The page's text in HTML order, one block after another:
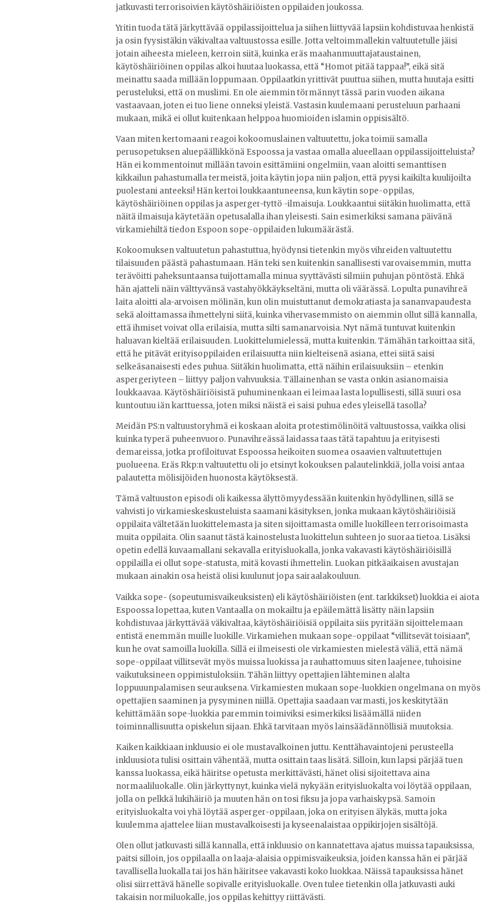
jatkuvasti terrorisoivien käytöshäiriöisten oppilaiden joukossa.
Yritin tuoda tätä järkyttävää oppilassijoittelua ja siihen liittyvää lapsiin kohdistuvaa henkistä
ja osin fyysistäkin väkivaltaa valtuustossa esille. Jotta veltoimmallekin valtuutetulle jäisi
jotain aiheesta mieleen, kerroin siitä, kuinka eräs maahanmuuttajataustainen,
käytöshäiriöinen oppilas alkoi huutaa luokassa, että “Homot pitää tappaa!”, eikä sitä
meinattu saada millään loppumaan. Oppilaatkin yrittivät puuttua siihen, mutta huutaja esitti
perusteluksi, että on muslimi. En ole aiemmin törmännyt tässä parin vuoden aikana
vastaavaan, joten ei tuo liene onneksi yleistä. Vastasin kuulemaani perusteluun parhaani
mukaan, mikä ei ollut kuitenkaan helppoa huomioiden islamin oppisisältö.
Vaan miten kertomaani reagoi kokoomuslainen valtuutettu, joka toimii samalla
perusopetuksen aluepäällikkönä Espoossa ja vastaa omalla alueellaan oppilassijoitteluista?
Hän ei kommentoinut millään tavoin esittämiini ongelmiin, vaan aloitti semanttisen
kikkailun pahastumalla termeistä, joita käytin jopa niin paljon, että pyysi kaikilta kuulijoilta
puolestani anteeksi! Hän kertoi loukkaantuneensa, kun käytin sope-oppilas,
käytöshäiriöinen oppilas ja asperger-tyttö -ilmaisuja. Loukkaantui siitäkin huolimatta, että
näitä ilmaisuja käytetään opetusalalla ihan yleisesti. Sain esimerkiksi samana päivänä
virkamiehiltä tiedon Espoon sope-oppilaiden lukumäärästä.
Kokoomuksen valtuutetun pahastuttua, hyödynsi tietenkin myös vihreiden valtuutettu
tilaisuuden päästä pahastumaan. Hän teki sen kuitenkin sanallisesti varovaisemmin, mutta
terävöitti paheksuntaansa tuijottamalla minua syyttävästi silmiin puhujan pöntöstä. Ehkä
hän ajatteli näin välttyvänsä vastahyökkäykseltäni, mutta oli väärässä. Lopulta punavihreä
laita aloitti ala-arvoisen mölinän, kun olin muistuttanut demokratiasta ja sananvapaudesta
sekä aloittamassa ihmettelyni siitä, kuinka vihervasemmisto on aiemmin ollut sillä kannalla,
että ihmiset voivat olla erilaisia, mutta silti samanarvoisia. Nyt nämä tuntuvat kuitenkin
haluavan kieltää erilaisuuden. Luokittelumielessä, mutta kuitenkin. Tämähän tarkoittaa sitä,
että he pitävät erityisoppilaiden erilaisuutta niin kielteisenä asiana, ettei siitä saisi
selkeäsanaisesti edes puhua. Siitäkin huolimatta, että näihin erilaisuuksiin – etenkin
aspergeriyteen – liittyy paljon vahvuuksia. Tällainenhan se vasta onkin asianomaisia
loukkaavaa. Käytöshäiriöisistä puhuminenkaan ei leimaa lasta lopullisesti, sillä suuri osa
kuntoutuu iän karttuessa, joten miksi näistä ei saisi puhua edes yleisellä tasolla?
Meidän PS:n valtuustoryhmä ei koskaan aloita protestimölinöitä valtuustossa, vaikka olisi
kuinka typerä puheenvuoro. Punavihreässä laidassa taas tätä tapahtuu ja erityisesti
demareissa, jotka profiloituvat Espoossa heikoiten suomea osaavien valtuutettujen
puolueena. Eräs Rkp:n valtuutettu oli jo etsinyt kokouksen palautelinkkiä, jolla voisi antaa
palautetta mölisijöiden huonosta käytöksestä.
Tämä valtuuston episodi oli kaikessa älyttömyydessään kuitenkin hyödyllinen, sillä se
vahvisti jo virkamieskeskusteluista saamani käsityksen, jonka mukaan käytöshäiriöisiä
oppilaita vältetään luokittelemasta ja siten sijoittamasta omille luokilleen terrorisoimasta
muita oppilaita. Olin saanut tästä kainostelusta luokittelun suhteen jo suoraa tietoa. Lisäksi
opetin edellä kuvaamallani sekavalla erityisluokalla, jonka vakavasti käytöshäiriöisillä
oppilailla ei ollut sope-statusta, mitä kovasti ihmettelin. Luokan pitkäaikaisen avustajan
mukaan ainakin osa heistä olisi kuulunut jopa sairaalakouluun.
Vaikka sope- (sopeutumisvaikeuksisten) eli käytöshäiriöisten (ent. tarkkikset) luokkia ei aiota
Espoossa lopettaa, kuten Vantaalla on mokailtu ja epäilemättä lisätty näin lapsiin
kohdistuvaa järkyttävää väkivaltaa, käytöshäiriöisiä oppilaita siis pyritään sijoittelemaan
entistä enemmän muille luokille. Virkamiehen mukaan sope-oppilaat “villitsevät toisiaan”,
kun he ovat samoilla luokilla. Sillä ei ilmeisesti ole virkamiesten mielestä väliä, että nämä
sope-oppilaat villitsevät myös muissa luokissa ja rauhattomuus siten laajenee, tuhoisine
vaikutuksineen oppimistuloksiin. Tähän liittyy opettajien lähteminen alalta
loppuuunpalamisen seurauksena. Virkamiesten mukaan sope-luokkien ongelmana on myös
opettajien saaminen ja pysyminen niillä. Opettajia saadaan varmasti, jos keskitytään
kehittämään sope-luokkia paremmin toimiviksi esimerkiksi lisäämällä niiden
toiminnallisuutta opiskelun sijaan. Ehkä tarvitaan myös lainsäädännöllisiä muutoksia.
Kaiken kaikkiaan inkluusio ei ole mustavalkoinen juttu. Kenttähavaintojeni perusteella
inkluusiota tulisi osittain vähentää, mutta osittain taas lisätä. Silloin, kun lapsi pärjää tuen
kanssa luokassa, eikä häiritse opetusta merkittävästi, hänet olisi sijoitettava aina
normaaliluokalle. Olin järkyttynyt, kuinka vielä nykyään erityisluokalta voi löytää oppilaan,
jolla on pelkkä lukihäiriö ja muuten hän on tosi fiksu ja jopa varhaiskypsä. Samoin
erityisluokalta voi yhä löytää asperger-oppilaan, joka on erityisen älykäs, mutta joka
kuulemma ajattelee liian mustavalkoisesti ja kyseenalaistaa oppikirjojen sisältöjä.
Olen ollut jatkuvasti sillä kannalla, että inkluusio on kannatettava ajatus muissa tapauksissa,
paitsi silloin, jos oppilaalla on laaja-alaisia oppimisvaikeuksia, joiden kanssa hän ei pärjää
tavallisella luokalla tai jos hän häiritsee vakavasti koko luokkaa. Näissä tapauksissa hänet
olisi siirrettävä hänelle sopivalle erityisluokalle. Oven tulee tietenkin olla jatkuvasti auki
takaisin normiluokalle, jos oppilas kehittyy riittävästi.